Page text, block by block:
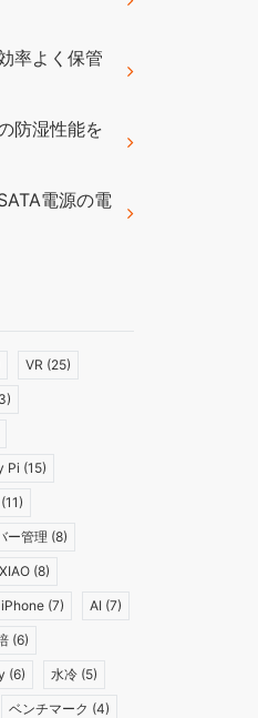
率よく保管
防湿性能を
電源の電
VR (25)
Pi (15)
(11)
ー管理 (8)
XIAO (8)
iPhone (7) AI (7)
(6)
(6) 水冷 (5)
ベンチマーク (4)